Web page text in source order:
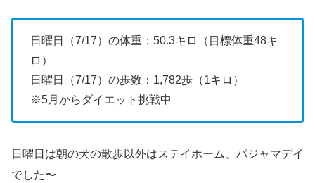
日曜日（7/17）の体重：50.3キロ（目標体重48キ
ロ）
日曜日（7/17）の歩数：1,782歩（1キロ）
※5月からダイエット挑戦中
日曜日は朝の犬の散歩以外はステイホーム、パジャマデイ
でした〜